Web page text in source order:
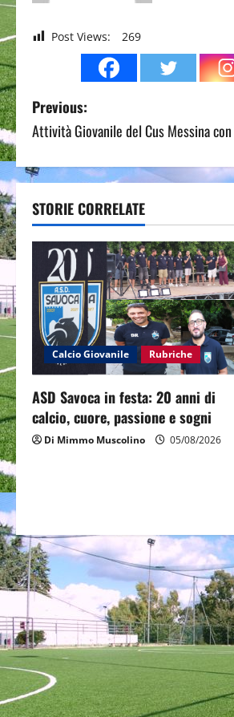
Post Views: 269
P
o
s
t
n
a
v
g
a
t
n
Previous:
Attività Giovanile del Cus Messina con
STORIE CORRELATE
Calcio Giovanile Rubriche
ASD Savoca in festa: 20 anni di
calcio, cuore, passione e sogni
Di Mimmo Muscolino 05/08/2026